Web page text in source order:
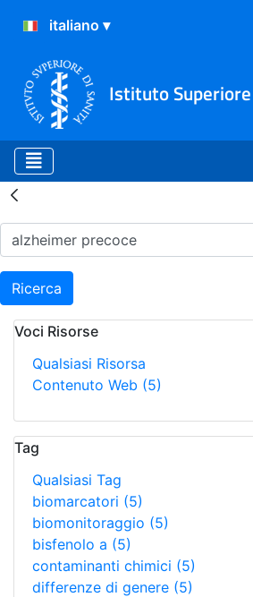
Istituto
Risultati della
Ricerca
Voci Risorse
Qualsiasi Risorsa
Contenuto Web (5)
Tag
Qualsiasi Tag
biomarcatori (5)
biomonitoraggio (5)
bisfenolo a (5)
contaminanti chimici (5)
differenze di genere (5)